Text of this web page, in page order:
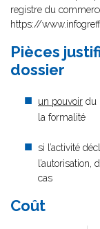
registre du
https://
Pièces
dossier
un pouvoir du
la formalité
si l’activité
cas
Coût